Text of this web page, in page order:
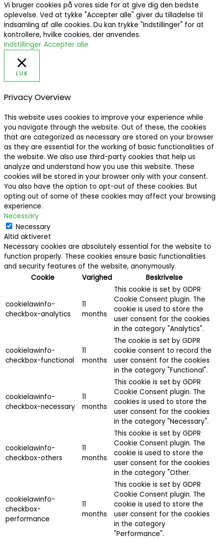
Vi bruger cookies på vores side for at give dig den bedste
oplevelse. Ved at tykke "Accepter alle" giver du tilladelse til
indsamling af alle cookies. Du kan trykke "Indstillinger" for at
kontrollere, hvilke cookies, der anvendes.
Indstillinger Accepter alle
LUK
Privacy Overview
This website uses cookies to improve your experience while
you navigate through the website. Out of these, the cookies
that are categorized as necessary are stored on your browser
as they are essential for the working of basic functionalities of
the website. We also use third-party cookies that help us
analyze and understand how you use this website. These
cookies will be stored in your browser only with your consent.
You also have the option to opt-out of these cookies. But
opting out of some of these cookies may affect your browsing
experience.
Necessary
Necessary
Altid aktiveret
Necessary cookies are absolutely essential for the website to
function properly. These cookies ensure basic functionalities
and security features of the website, anonymously.
Cookie
Varighed Beskrivelse
cookielawinfo-
checkbox-analytics
11
months
This cookie is set by GDPR
Cookie Consent plugin. The
cookie is used to store the
user consent for the cookies
in the category "Analytics".
cookielawinfo-
checkbox-functional
11
months
The cookie is set by GDPR
cookie consent to record the
user consent for the cookies
in the category "Functional".
cookielawinfo-
checkbox-necessary
11
months
This cookie is set by GDPR
Cookie Consent plugin. The
cookies is used to store the
user consent for the cookies
in the category "Necessary".
cookielawinfo-
checkbox-others
11
months
This cookie is set by GDPR
Cookie Consent plugin. The
cookie is used to store the
user consent for the cookies
in the category "Other.
cookielawinfo-
checkbox-
performance
11
months
This cookie is set by GDPR
Cookie Consent plugin. The
cookie is used to store the
user consent for the cookies
in the category
"Performance".